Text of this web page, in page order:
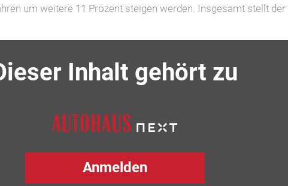
um weitere 11 Prozent steigen werden. Insgesamt stellt der
Inhalt gehört zu
Anmelden